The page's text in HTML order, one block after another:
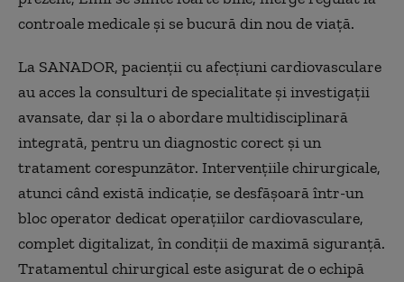
controale medicale și se bucură din nou de viață.
La SANADOR, pacienții cu afecțiuni cardiovasculare
au acces la consulturi de specialitate și investigații
avansate, dar și la o abordare multidisciplinară
integrată, pentru un diagnostic corect și un
tratament corespunzător. Intervențiile chirurgicale,
atunci când există indicație, se desfășoară într-un
bloc operator dedicat operațiilor cardiovasculare,
complet digitalizat, în condiții de maximă siguranță.
Tratamentul chirurgical este asigurat de o echipă